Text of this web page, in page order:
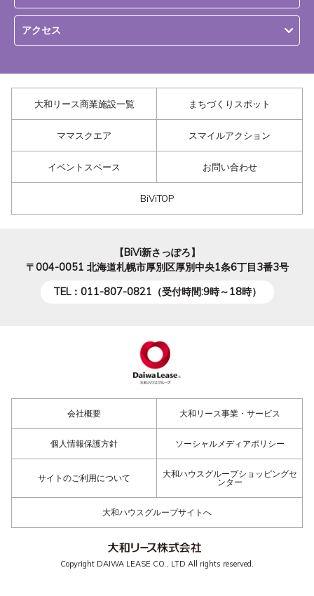
アクセス
大和リース商業施設一覧 まちづくりスポット
ママスクエア スマイルアクション
イベントスペース お問い合わせ
BiViTOP
【BiVi新さっぽろ】
〒004-0051 北海道札幌市厚別区厚別中央1条6丁目3番3号
TEL：011-807-0821（受付時間:9時～18時）
会社概要 大和リース事業・サービス
個人情報保護方針 ソーシャルメディアポリシー
サイトのご利用について
大和ハウスグループショッピングセ
ンター
大和ハウスグループサイトへ
Copyright DAIWA LEASE CO., LTD All rights reserved.